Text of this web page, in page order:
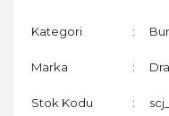
Kategori
Marka
Stok Kodu